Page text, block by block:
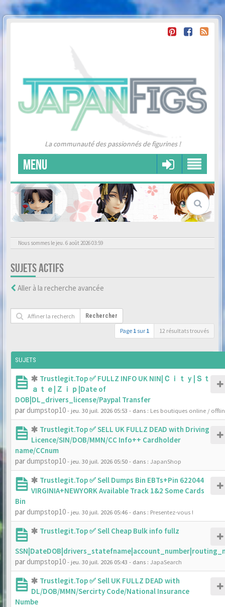
La communauté des passionnés de figurines !
MENU
Nous sommes le jeu. 6 août 2026 03:59
SUJETS ACTIFS
Aller à la recherche avancée
Rechercher
Page 1 sur 1 12 résultats trouvés
SUJETS
Trustlegit.Top ✅ FULLZ INFO UK NIN|Ｃｉｔｙ|Ｓｔ
ａｔｅ|Ｚｉｐ|Date of
DOB|DL_drivers_license/Paypal Transfer
par dumpstop10- jeu. 30 juil. 2026 05:53 - dans : Les boutiques online /
Trustlegit.Top ✅ SELL UK FULLZ DEAD with Driving
Licence/SIN/DOB/MMN/CC Info++ Cardholder
name/CCnum
par dumpstop10- jeu. 30 juil. 2026 05:50- dans : JapanShop
Trustlegit.Top ✅ Sell Dumps Bin EBTs+Pin 622044
VIRGINIA+NEWYORK Available Track 1&2 Some Cards
Bin
par dumpstop10- jeu. 30 juil. 2026 05:46- dans : Presentez-vous !
Trustlegit.Top ✅ Sell Cheap Bulk info fullz
par dumpstop10- jeu. 30 juil. 2026 05:43 - dans : JapaSearch
Trustlegit.Top ✅ Sell UK FULLZ DEAD with
DL/DOB/MMN/Sercirty Code/National Insurance
Numbe